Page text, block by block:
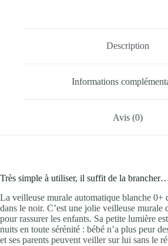
Description
Informations
Avis (0)
Très simple à utiliser, il suffit de la
La veilleuse murale automatique blanche 0+
dans le noir. C’est une jolie veilleuse murale
pour rassurer les enfants. Sa petite lumière
nuits en toute sérénité : bébé n’a plus peur
et ses parents peuvent veiller sur lui sans le